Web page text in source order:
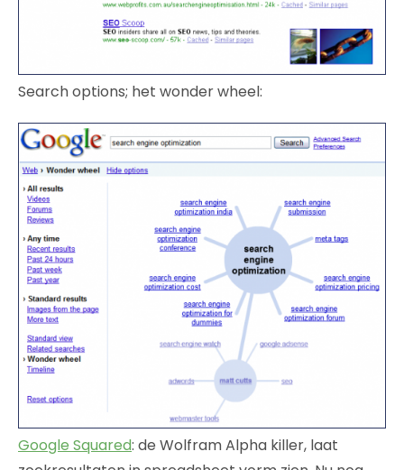
Search options; het wonder wheel:
Google Squared: de Wolfram Alpha killer, laat